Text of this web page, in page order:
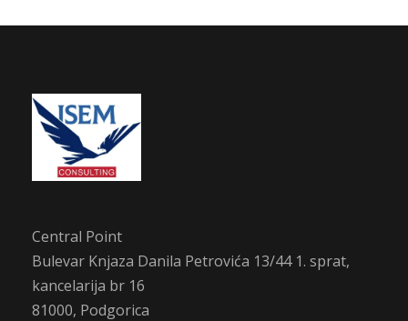
Central Point
Bulevar Knjaza Danila Petrovića 13/44 1. sprat,
kancelarija br 16
81000, Podgorica